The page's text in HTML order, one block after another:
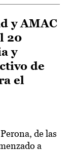
y AMAC
20
y
de
el
de las
a